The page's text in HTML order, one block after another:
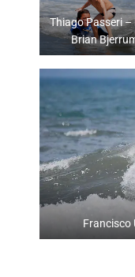
Thiago Passeri –
Brian
Francisco